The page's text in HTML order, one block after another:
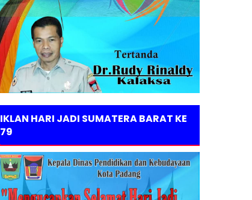
IKLAN HARI JADI SUMATERA BARAT KE
79